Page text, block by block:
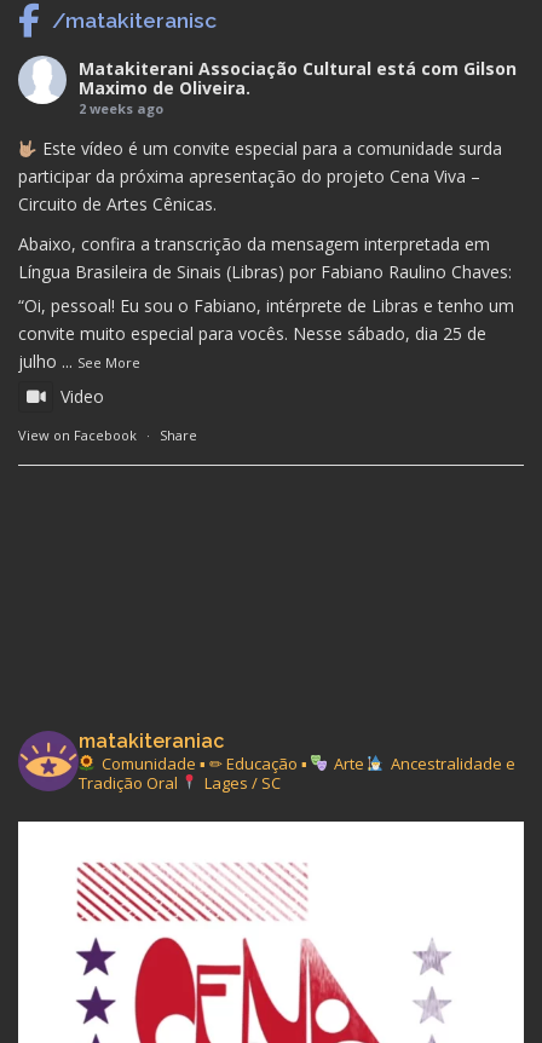
/matakiteranisc
Matakiterani Associação Cultural está com Gilson
Maximo de Oliveira.
2 weeks ago
Este vídeo é um convite especial para a comunidade surda
participar da próxima apresentação do projeto Cena Viva –
Circuito de Artes Cênicas.
Abaixo, confira a transcrição da mensagem interpretada em
Língua Brasileira de Sinais (Libras) por Fabiano Raulino Chaves:
“Oi, pessoal! Eu sou o Fabiano, intérprete de Libras e tenho um
convite muito especial para vocês. Nesse sábado, dia 25 de
julho ... See More
Video
View on Facebook · Share
matakiteraniac
Comunidade ▪︎ ✏ Educação ▪︎ Arte
Ancestralidade e
Tradição Oral
Lages / SC